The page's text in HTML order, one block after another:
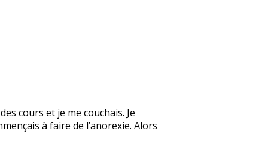
cours et je me couchais. Je
à faire de l’anorexie. Alors